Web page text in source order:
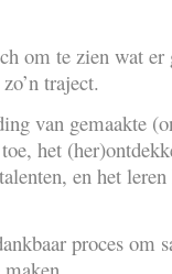
om te zien wat er
traject.
van gemaakte
het
en het leren
proces om